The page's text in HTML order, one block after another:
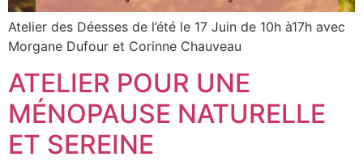
Atelier des Déesses de l’été le 17 Juin de 10h à17h avec
Morgane Dufour et Corinne Chauveau
ATELIER POUR UNE
MÉNOPAUSE NATURELLE
ET SEREINE